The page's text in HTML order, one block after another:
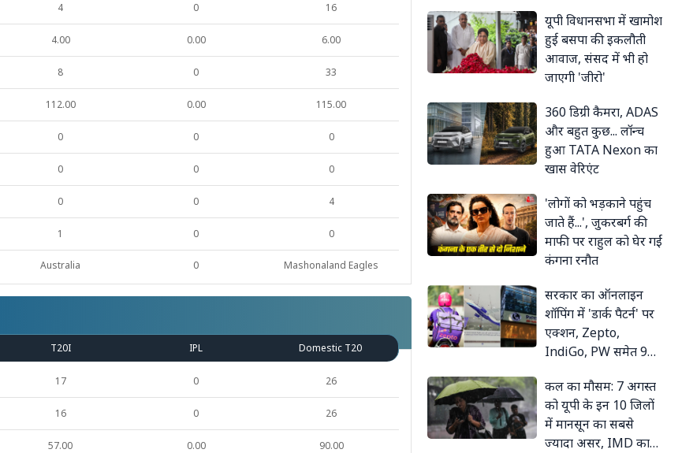
4 0 16
4.00 0.00 6.00
8 0 33
112.00 0.00 115.00
0 0 0
0 0 0
0 0 4
1 0 0
Australia 0 Mashonaland Eagles
T20I IPL Domestic T20
17 0 26
16 0 26
57.00 0.00 90.00
कप्तान
यूपी विधानसभा में खामोश
हुई बसपा की इकलौती
आवाज, संसद में भी हो
जाएगी 'जीरो'
360 डिग्री कैमरा, ADAS
और बहुत कुछ... लॉन्च
हुआ TATA Nexon का
खास वेरिएंट
'लोगों को भड़काने पहुंच
जाते हैं...', जुकरबर्ग की
माफी पर राहुल को घेर गईं
कंगना रनौत
सरकार का ऑनलाइन
शॉपिंग में 'डार्क पैटर्न' पर
एक्शन, Zepto,
IndiGo, PW समेत 9
कल का मौसम: 7 अगस्त
को यूपी के इन 10 जिलों
में मानसून का सबसे
ज्यादा असर, IMD का